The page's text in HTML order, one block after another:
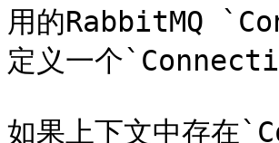
用的RabbitMQ
定义一个
如果上下文中存在